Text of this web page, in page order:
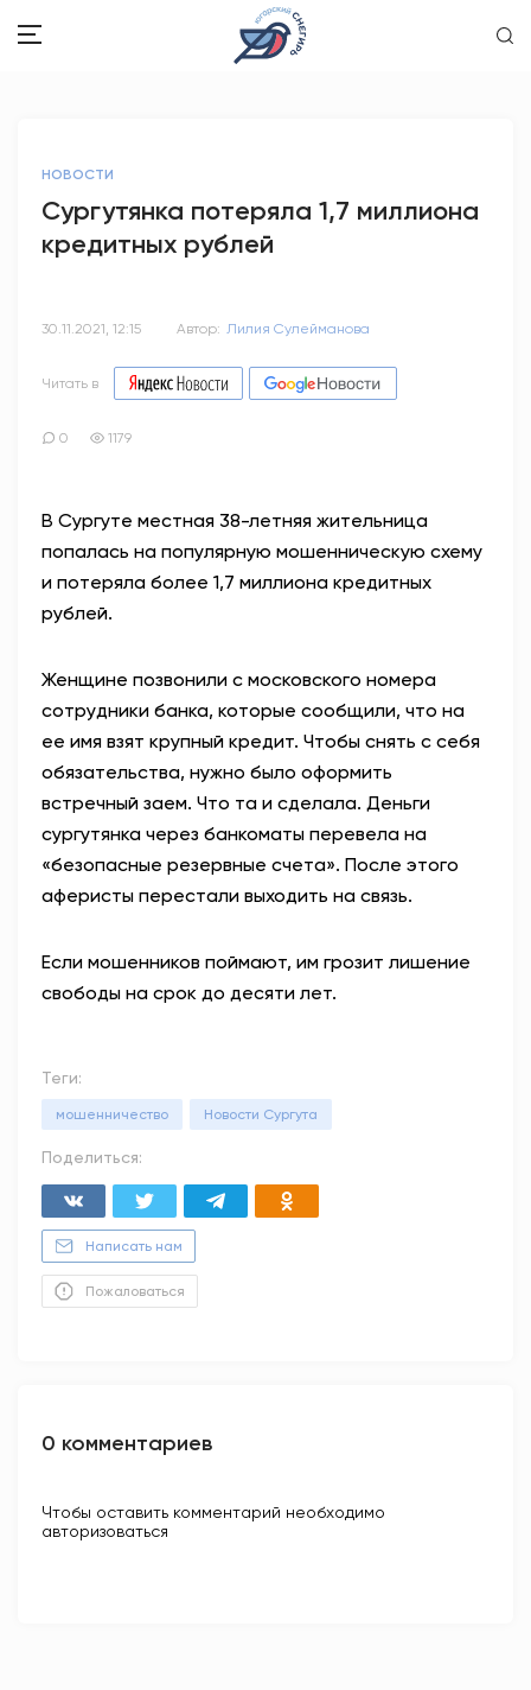
ОБРАЗОВАНИЕ
ЭТО У НАС СЕМЕЙНОЕ
АНТИТЕРРОР
ОФИЦИАЛЬНО
94,84
Вход / Регистрация
НОВОСТИ
Сургутянка потеряла 1,7 миллиона
кредитных рублей
30.11.2021, 12:15 Автор: Лилия Сулейманова
Читать в
0 1179
В Сургуте местная 38-летняя жительница
попалась на популярную мошенническую схему
и потеряла более 1,7 миллиона кредитных
рублей.
Женщине позвонили с московского номера
сотрудники банка, которые сообщили, что на
ее имя взят крупный кредит. Чтобы снять с себя
обязательства, нужно было оформить
встречный заем. Что та и сделала. Деньги
сургутянка через банкоматы перевела на
«безопасные резервные счета». После этого
аферисты перестали выходить на связь.
Если мошенников поймают, им грозит лишение
свободы на срок до десяти лет.
Теги:
мошенничество Новости Сургута
Поделиться:
Написать нам
Пожаловаться
0 комментариев
Чтобы оставить комментарий необходимо
авторизоваться